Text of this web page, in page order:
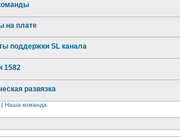
на плате
поддержки SL канала
1582
развязка
| Наша команда